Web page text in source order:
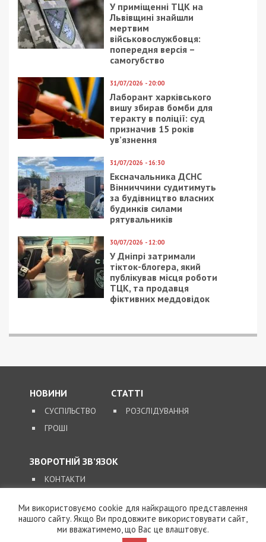
У приміщенні ТЦК на
Львівщині знайшли
мертвим
військовослужбовця:
попередня версія –
самогубство
31/07/2026 - 20:00
Лаборант харківського
вишу збирав бомби для
теракту в поліції: суд
призначив 15 років
ув’язнення
31/07/2026 - 16:30
Ексначальника ДСНС
Вінниччини судитимуть
за будівництво власних
будинків силами
рятувальників
30/07/2026 - 12:00
У Дніпрі затримали
тікток-блогера, який
публікував місця роботи
ТЦК, та продавця
фіктивних меддовідок
НОВИНИ
СУСПІЛЬСТВО
ГРОШІ
СТАТТІ
РОЗСЛІДУВАННЯ
ЗВОРОТНІЙ ЗВ’ЯЗОК
КОНТАКТИ
SUPPORT@49000.COM.UA
Ми використовуємо cookie для найкращого представлення
нашого сайту. Якщо Ви продовжите використовувати сайт,
ми вважатимемо, що Вас це влаштовує.